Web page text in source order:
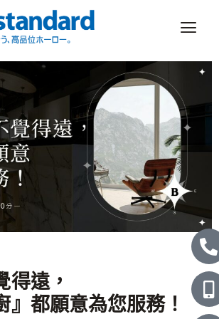
得遠，
』都願意為您服務！
P
h
o
n
e
o
b
i
l
L
i
n
e